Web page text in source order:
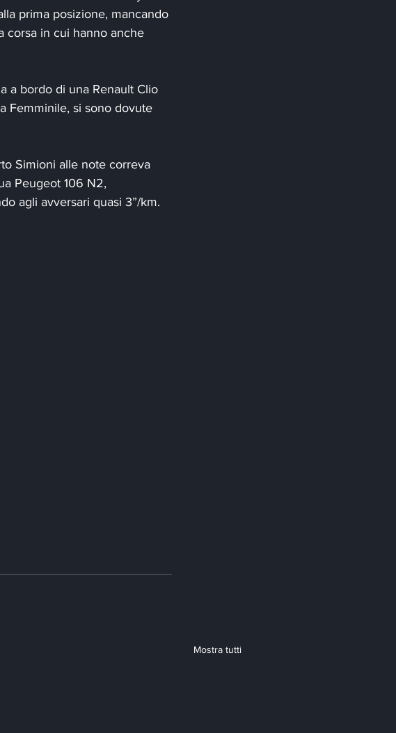
prima posizione, mancando
corsa in cui hanno anche
a bordo di una Renault Clio
Femminile, si sono dovute
Simioni alle note correva
Peugeot 106 N2,
agli avversari quasi 3”/km.
Mostra tutti